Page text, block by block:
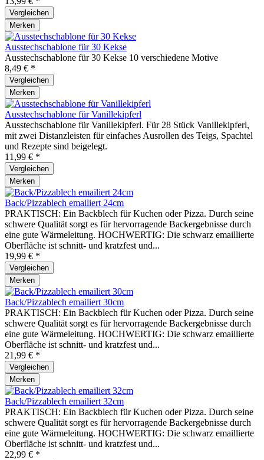
Vergleichen
Merken
Ausstechschablone für 30 Kekse
Ausstechschablone für 30 Kekse 10 verschiedene Motive
8,49 € *
Vergleichen
Merken
Ausstechschablone für Vanillekipferl
Ausstechschablone für Vanillekipferl. Für 28 Stück Vanillekipferl,
mit zwei Distanzleisten für einfaches Ausrollen des Teigs, Spachtel
und Rezepte sind beigelegt.
11,99 € *
Vergleichen
Merken
Back/Pizzablech emailiert 24cm
PRAKTISCH: Ein Backblech für Kuchen oder Pizza. Durch seine
schwere Qualität sorgt es für hervorragende Backergebnisse durch
eine gute Wärmeleitung. HOCHWERTIG: Die schwarz emaillierte
Oberfläche ist schnitt- und kratzfest und...
19,99 € *
Vergleichen
Merken
Back/Pizzablech emailiert 30cm
PRAKTISCH: Ein Backblech für Kuchen oder Pizza. Durch seine
schwere Qualität sorgt es für hervorragende Backergebnisse durch
eine gute Wärmeleitung. HOCHWERTIG: Die schwarz emaillierte
Oberfläche ist schnitt- und kratzfest und...
21,99 € *
Vergleichen
Merken
Back/Pizzablech emailiert 32cm
PRAKTISCH: Ein Backblech für Kuchen oder Pizza. Durch seine
schwere Qualität sorgt es für hervorragende Backergebnisse durch
eine gute Wärmeleitung. HOCHWERTIG: Die schwarz emaillierte
Oberfläche ist schnitt- und kratzfest und...
22,99 € *